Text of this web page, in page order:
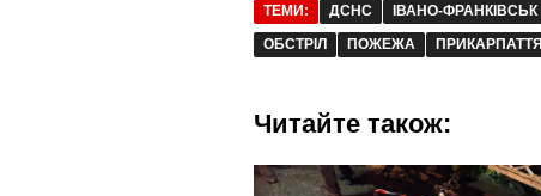
ТЕМИ: ДСНС ІВАНО-ФРАНКІВСЬК
ОБСТРІЛ
ПОЖЕЖА ПРИКАРПАТТЯ
Читайте також: